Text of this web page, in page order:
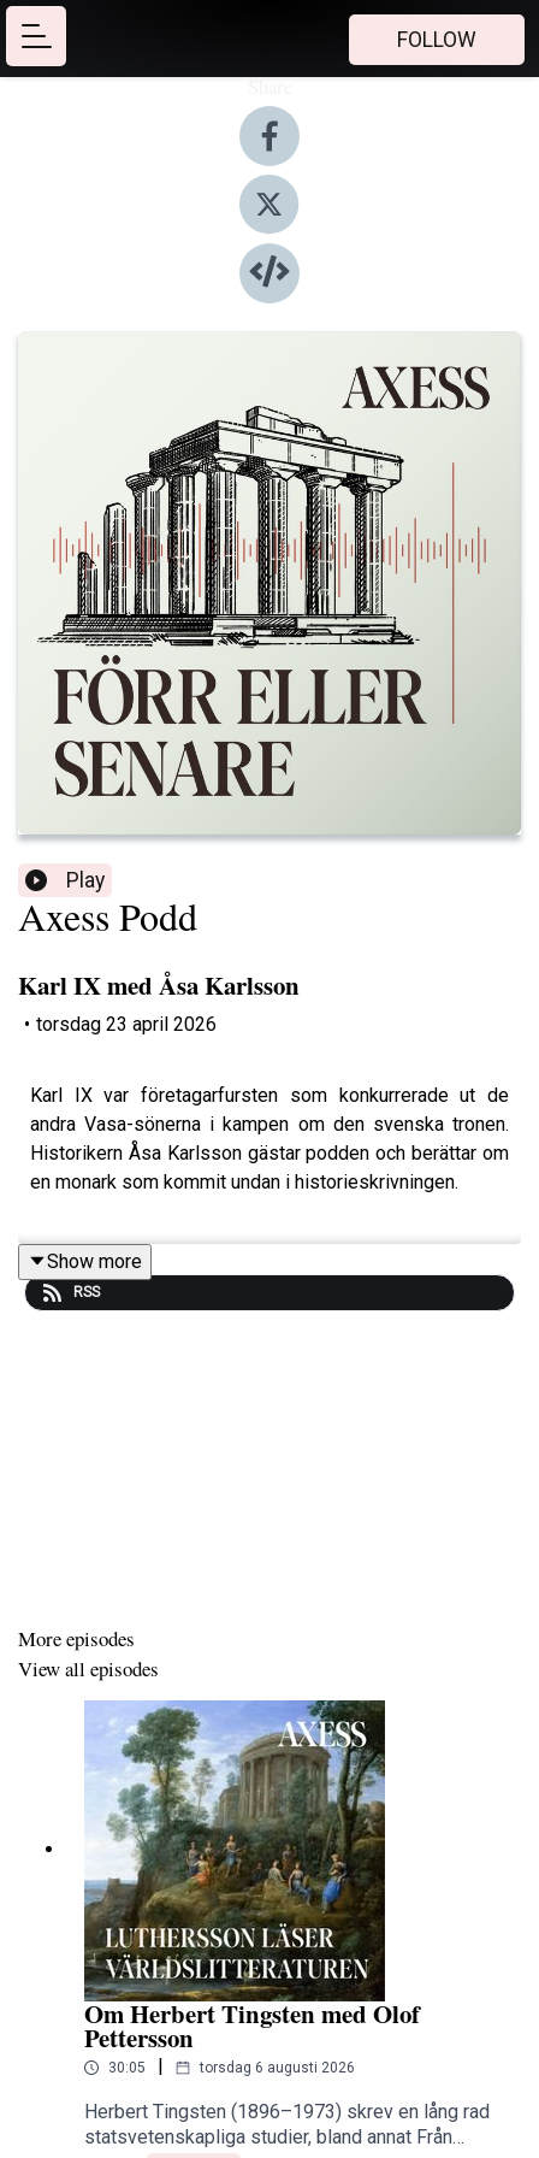
FOLLOW
Share
Play
Axess Podd
Karl IX med Åsa Karlsson
• torsdag 23 april 2026
Karl IX var företagarfursten som konkurrerade ut de
andra Vasa-sönerna i kampen om den svenska tronen.
Historikern Åsa Karlsson gästar podden och berättar om
en monark som kommit undan i historieskrivningen.
Förr eller senare – en historiepodd från Axess Magasin.
Med PJ Anders Linder utforskas de långa linjerna för att
Show more
RSS
More episodes
View all episodes
Om Herbert Tingsten med Olof
Pettersson
30:05 | torsdag 6 augusti 2026
Herbert Tingsten (1896–1973) skrev en lång rad
statsvetenskapliga studier, bland annat Från